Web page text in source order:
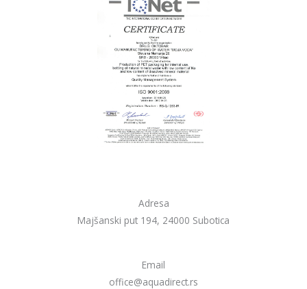
Adresa
Majšanski put 194, 24000 Subotica
Email
office@aquadirect.rs